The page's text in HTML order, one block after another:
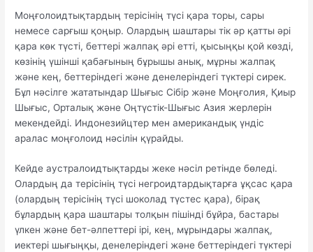
Моңғолоидтықтардың терісінің түсі қара торы, сары
немесе сарғыш қоңыр. Олардың шаштары тік әр қатты әрі
қара көк түсті, беттері жалпақ әрі етті, қысыңқы қой көзді,
көзінің үшінші қабағының бұрышы анық, мұрны жалпақ
және кең, беттеріндегі және денелеріндегі түктері сирек.
Бұл нәсілге жататындар Шығыс Сібір және Моңғолия, Қиыр
Шығыс, Орталық және Оңтүстік-Шығыс Азия жерлерін
мекендейді. Индонезийцтер мен американдық үндіс
аралас моңғолоид нәсілін қүрайды.
Кейде аустралоидтықтарды жеке нәсіл ретінде бөледі.
Олардың да терісінің түсі негроидтардықтарға ұқсас қара
(олардың терісінің түсі шоколад түстес қара), бірақ
бұлардың қара шаштары толқын пішінді бұйра, бастары
үлкен және бет-әлпеттері ірі, кең, мұрындары жалпақ,
иектері шығыңқы, денелеріндегі және беттеріндегі түктері